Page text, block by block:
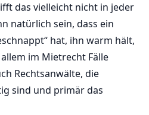
das vielleicht nicht in jeder
natürlich sein, dass ein
hat, ihn warm hält,
im Mietrecht Fälle
Rechtsanwälte, die
sind und primär das